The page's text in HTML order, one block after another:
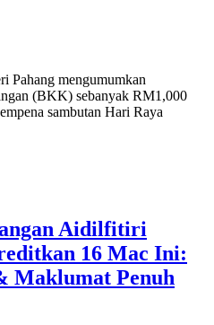
Pahang mengumumkan
(BKK) sebanyak RM1,000
sambutan Hari Raya
Aidilfitiri
16 Mac Ini:
Maklumat Penuh